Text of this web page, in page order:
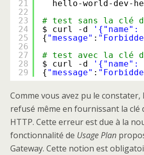
21
22
23
24
25
26
27
28
29
hello-world-dev-
# test sans la clé
$ curl -d
'{"name":
{ "message" :
# test avec la clé
$ curl -d
'{"name":
{ "message" :
Comme vous avez pu le constater,
refusé même en fournissant la clé
HTTP. Cette erreur est due à la
fonctionnalité de Usage Plan
Gateway. Cette notion est